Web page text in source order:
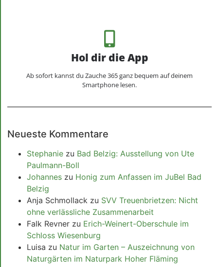
Hol dir die App
Ab sofort kannst du Zauche 365 ganz bequem auf deinem
Smartphone lesen.
Neueste Kommentare
Stephanie zu Bad Belzig: Ausstellung von Ute
Paulmann-Boll
Johannes zu Honig zum Anfassen im JuBel Bad
Belzig
Anja Schmollack zu SVV Treuenbrietzen: Nicht
ohne verlässliche Zusammenarbeit
Falk Revner zu Erich-Weinert-Oberschule im
Schloss Wiesenburg
Luisa zu Natur im Garten – Auszeichnung von
Naturgärten im Naturpark Hoher Fläming